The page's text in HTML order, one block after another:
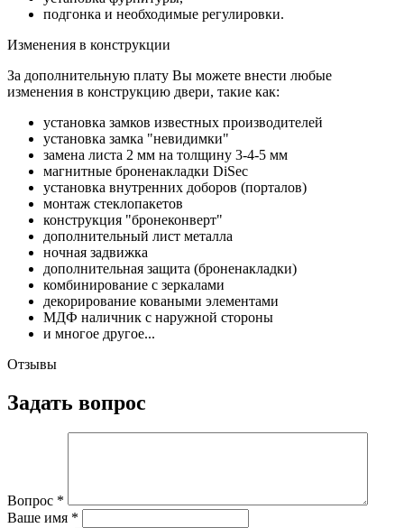
подгонка и необходимые регулировки.
Изменения в конструкции
За дополнительную плату Вы можете внести любые
изменения в конструкцию двери, такие как:
установка замков известных производителей
установка замка "невидимки"
замена листа 2 мм на толщину 3-4-5 мм
магнитные броненакладки DiSec
установка внутренних доборов (порталов)
монтаж стеклопакетов
конструкция "бронеконверт"
дополнительный лист металла
ночная задвижка
дополнительная защита (броненакладки)
комбинирование с зеркалами
декорирование коваными элементами
МДФ наличник с наружной стороны
и многое другое...
Отзывы
Задать вопрос
Вопрос *
Ваше имя *